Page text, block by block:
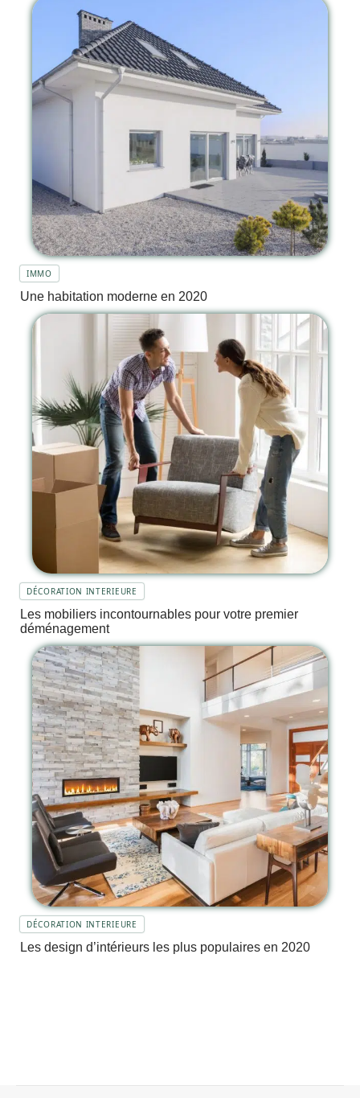
IMMO
Une habitation moderne en 2020
DÉCORATION INTERIEURE
Les mobiliers incontournables pour votre premier
déménagement
DÉCORATION INTERIEURE
Les design d’intérieurs les plus populaires en 2020